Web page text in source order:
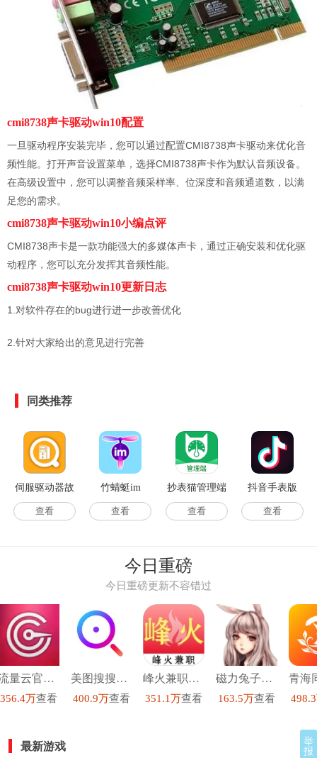
cmi8738声卡驱动win10配置
一旦驱动程序安装完毕，您可以通过配置CMI8738声卡驱动来优化音
频性能。打开声音设置菜单，选择CMI8738声卡作为默认音频设备。
在高级设置中，您可以调整音频采样率、位深度和音频通道数，以满
足您的需求。
cmi8738声卡驱动win10小编点评
CMI8738声卡是一款功能强大的多媒体声卡，通过正确安装和优化驱
动程序，您可以充分发挥其音频性能。
cmi8738声卡驱动win10更新日志
1.对软件存在的bug进行进一步改善优化
2.针对大家给出的意见进行完善
同类推荐
伺服驱动器故
障查询
查看
竹蜻蜓im
查看
抄表猫管理端
查看
抖音手表版
查看
今日重磅
今日重磅更新不容错过
流量云官方正版
356.4万查看
美图搜搜手机免费版
400.9万查看
峰火兼职手机正版
351.1万查看
磁力兔子搜索引擎手机免费版
163.5万查看
最新游戏
举
报